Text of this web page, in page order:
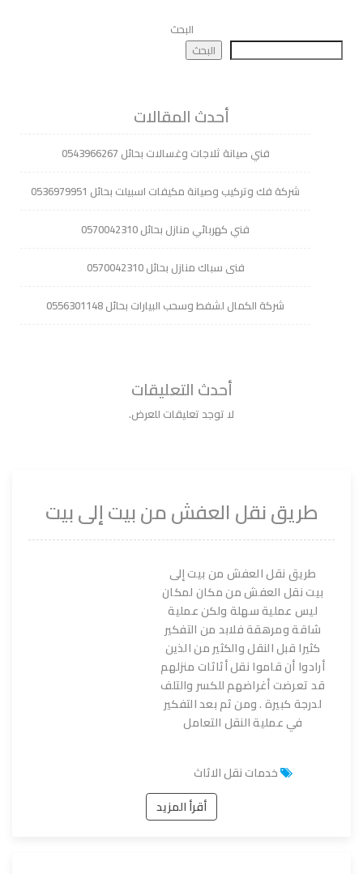
البحث
البحث
أحدث المقالات
فني صيانة ثلاجات وغسالات بحائل 0543966267
شركة فك وتركيب وصيانة مكيفات اسبيلت بحائل 0536979951
فني كهربائي منازل بحائل 0570042310
فنى سباك منازل بحائل 0570042310
شركة الكمال لشفط وسحب البيارات بحائل 0556301148
أحدث التعليقات
لا توجد تعليقات للعرض.
طريق نقل العفش من بيت إلى بيت
طريق نقل العفش من بيت إلى
بيت نقل العفش من مكان لمكان
ليس عملية سهلة ولكن عملية
شاقة ومرهقة فلابد من التفكير
كثيرا قبل النقل والكثير من الذين
أرادوا أن قاموا نقل أثاثات منزلهم
قد تعرضت أغراضهم للكسر والتلف
لدرجة كبيرة . ومن ثم بعد التفكير
في عملية النقل التعامل
خدمات نقل الاثاث
أقرأ المزيد